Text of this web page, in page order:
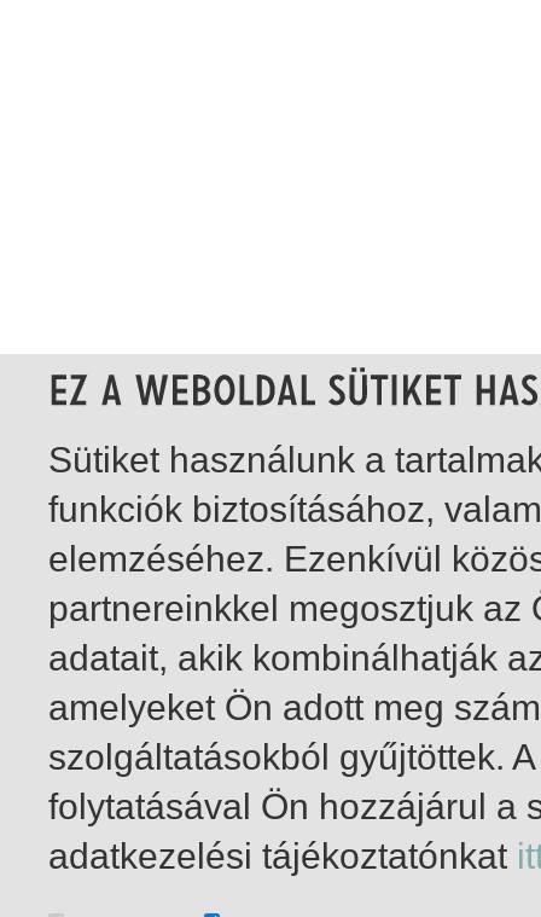
1-1 / total 1 hit
Sütiket használunk a
funkciók biztosításához,
elemzéséhez. Ezenkívül
partnereinkkel megosztjuk
adatait, akik kombinálhatják
amelyeket Ön adott meg
szolgáltatásokból gyűjtöttek.
folytatásával Ön hozzájárul a
adatkezelési tájékoztatónkat